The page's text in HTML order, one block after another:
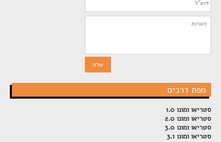
מפת דרכים
סטריאו ומונו 1.0
סטריאו ומונו 2.0
סטריאו ומונו 3.0
סטריאו ומונו 3.1